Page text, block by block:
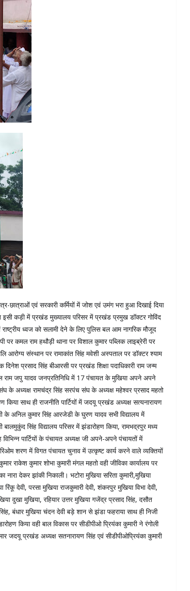
एवं सरकारी कर्मियों में जोश एवं उमंग भरा हुआ दिखाई दिया
इसी कड़ी में प्रखंड मुख्यालय परिसर में प्रखंड प्रमुख डॉक्टर गोविंद
राष्ट्रीय ध्वज को सलामी देने के लिए पुलिस बल आम नागरिक मौजूद
पर कमल राम हथौड़ी थाना पर विशाल कुमार पब्लिक लाइब्रेरी पर
आरोग्य संस्थान पर रामाकांत सिंह मवेशी अस्पताल पर डॉक्टर श्याम
प्रसाद सिंह बीआरसी पर प्रखंड शिक्षा पदाधिकारी राम जन्म
राम जपु यादव जनप्रतिनिधि में 17 पंचायत के मुखिया अपने अपने
के अध्यक्ष रामचंद्र सिंह सरपंच संघ के अध्यक्ष महेश्वर प्रसाद महतो
साथ ही राजनीति पार्टियों में जदयू प्रखंड अध्यक्ष सत्यनारायण
के अनिल कुमार सिंह आरजेडी के घुरण यादव सभी विद्यालय में
बालमुकुंद सिंह विद्यालय परिसर में झंडारोहण किया, रामभद्रपुर मध्य
विभिन्न पार्टियों के पंचायत अध्यक्ष जी अपने-अपने पंचायतों में
शरण में विगत पंचायत चुनाव में उत्कृष्ट कार्य करने वाले व्यक्तियों
राकेश कुमार शोभा कुमारी मंगल महतो वही जीविका कार्यालय पर
देकर झांकी निकाली। भटोरा मुखिया सरिता कुमारी,मुखिया
देवी, परसा मुखिया राजकुमारी देवी, शंकरपुर मुखिया विभा देवी,
दुखा मुखिया, रहियार उत्तर मुखिया गजेंद्र प्रसाद सिंह, दसौत
बंधार मुखिया चंदन देवी बड़े शान से झंडा फहराया साथ ही निजी
किया वही बाल विकास पर सीडीपीओ प्रियंका कुमारी ने रंगोली
जदयू प्रखंड अध्यक्ष सतनारायण सिंह एवं सीडीपीओप्रियंका कुमारी